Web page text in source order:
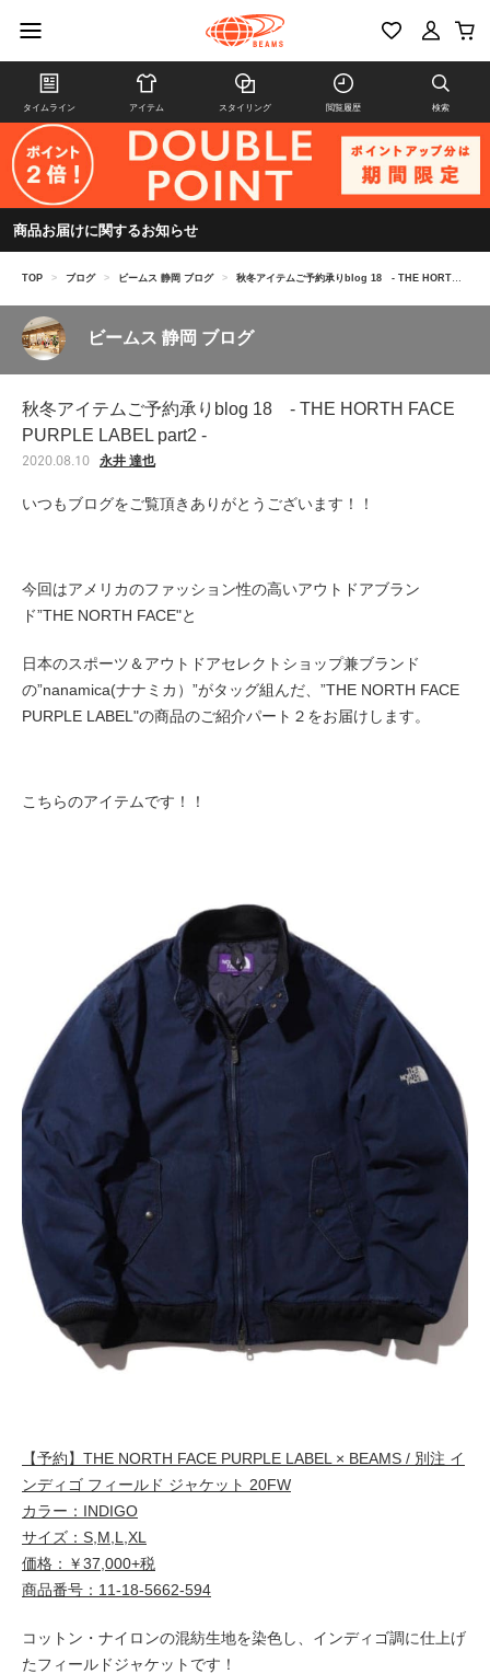
タイムライン アイテム スタイリング 閲覧履歴 検索
商品お届けに関するお知らせ
TOP > ブログ > ビームス 静岡 ブログ > 秋冬アイテムご予約承りblog 18 - THE HORTH FACE PURPLE LABEL part2 -
ビームス 静岡 ブログ
秋冬アイテムご予約承りblog 18 - THE HORTH FACE
PURPLE LABEL part2 -
2020.08.10 永井 達也
いつもブログをご覧頂きありがとうございます！！
今回はアメリカのファッション性の高いアウトドアブラン
ド”THE NORTH FACE"と
日本のスポーツ＆アウトドアセレクトショップ兼ブランド
の”nanamica(ナナミカ）”がタッグ組んだ、”THE NORTH FACE
PURPLE LABEL"の商品のご紹介パート２をお届けします。
こちらのアイテムです！！
【予約】THE NORTH FACE PURPLE LABEL × BEAMS / 別注 イ
ンディゴ フィールド ジャケット 20FW
カラー：INDIGO
サイズ：S,M,L,XL
価格：￥37,000+税
商品番号：11-18-5662-594
コットン・ナイロンの混紡生地を染色し、インディゴ調に仕上げ
たフィールドジャケットです！